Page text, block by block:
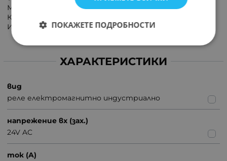
Материал на контакта AgNi;
Консумирана мощност от бобината:1.5VA;
Изводи конектори: 2,8x0,5mm.
ХАРАКТЕРИСТИКИ
вид
реле електромагнитно индустриално
напрежение вх (зах.)
24V AC
ток (A)
ПОКАЖЕТЕ ПОДРОБНОСТИ